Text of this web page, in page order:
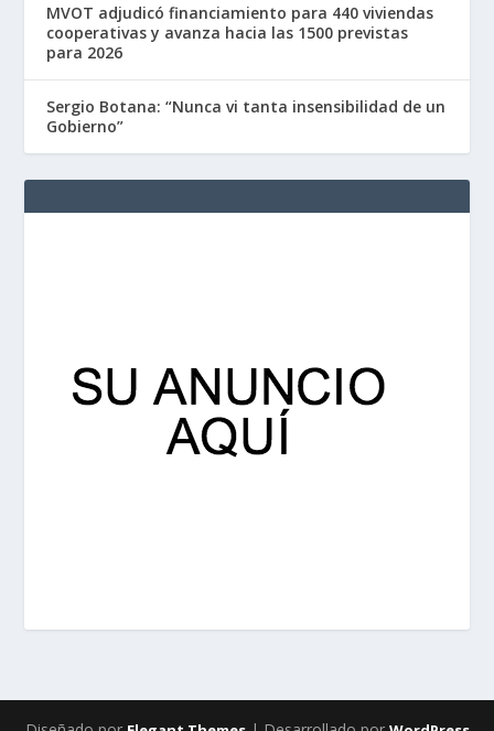
MVOT adjudicó financiamiento para 440 viviendas
cooperativas y avanza hacia las 1500 previstas
para 2026
Sergio Botana: “Nunca vi tanta insensibilidad de un
Gobierno”